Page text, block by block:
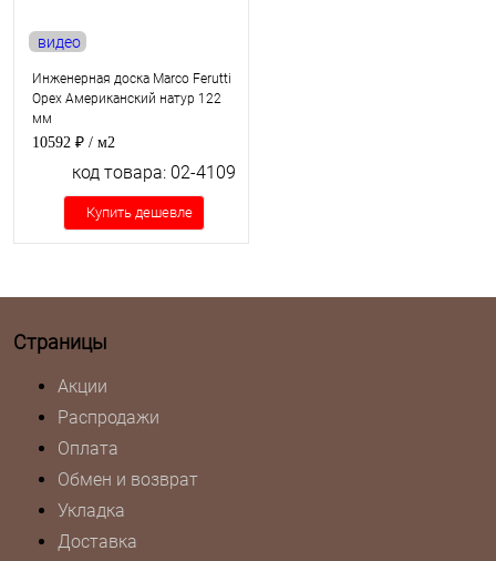
видео
Инженерная доска Marco Ferutti
Орех Американский натур 122
мм
10592 ₽ / м2
код товара: 02-4109
Купить дешевле
Страницы
Акции
Распродажи
Оплата
Обмен и возврат
Укладка
Доставка